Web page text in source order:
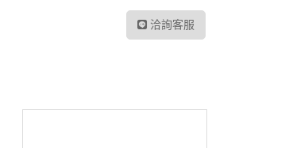
洽詢客服